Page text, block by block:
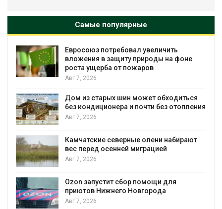
Самые популярные
Американские экологи предупредили о
масштабном загрязнении из-за
противопожарной пены
Авг 7, 2026
Названы ведущие экологические НКО
России по итогам 2025 года
Авг 7, 2026
Тайфун, засуха и пожары: сразу
несколько регионов столкнулись с
экстремальными природными
Авг 7, 2026
Солнечные панели над каналами
позволяют одновременно